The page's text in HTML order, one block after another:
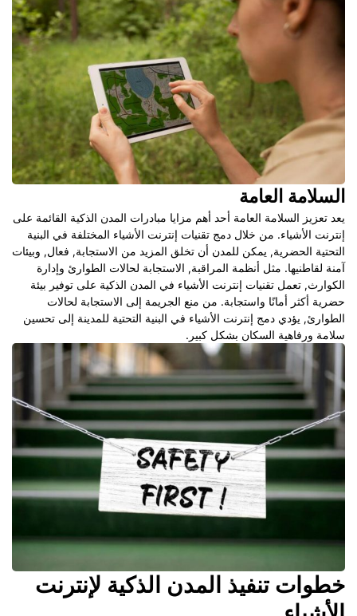
السلامة العامة
يعد تعزيز السلامة العامة أحد أهم مزايا مبادرات المدن الذكية القائمة على
إنترنت الأشياء. من خلال دمج تقنيات إنترنت الأشياء المختلفة في البنية
التحتية الحضرية, يمكن للمدن أن تخلق المزيد من الاستجابة, فعال, وبيئات
آمنة لقاطنيها. مثل أنظمة المراقبة, الاستجابة لحالات الطوارئ وإدارة
الكوارث, تعمل تقنيات إنترنت الأشياء في المدن الذكية على توفير بيئة
حضرية أكثر أمانًا واستجابة. من منع الجريمة إلى الاستجابة لحالات
الطوارئ, يؤدي دمج إنترنت الأشياء في البنية التحتية للمدينة إلى تحسين
سلامة ورفاهية السكان بشكل كبير.
خطوات تنفيذ المدن الذكية لإنترنت